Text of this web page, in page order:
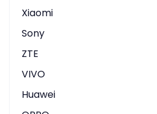
Xiaomi
Sony
ZTE
VIVO
Huawei